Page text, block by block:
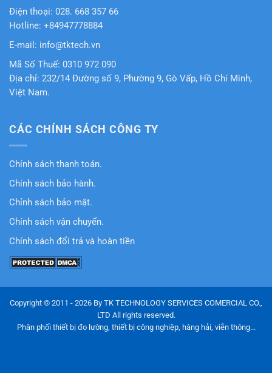
Điện thoại: 028. 668 357 66
Hotline: +84947778884
E-mail: info@tktech.vn
Mã Số Thuế: 0310 972 090
Địa chỉ: 232/14 Đường số 9, Phường 9, Gò Vấp, Hồ Chí Minh,
Việt Nam.
CÁC CHÍNH SÁCH CÔNG TY
Chính sách thanh toán.
Chính sách bảo hành.
Chỉnh sách bảo mật.
Chính sách vận chuyển.
Chính sách đổi trả và hoàn tiền
Copyright © 2011 - 2026 By TK TECHNOLOGY SERVICES COMERCIAL CO.,
LTD All rights reserved.
Phân phối thiết bị đo lường, thiết bị công nghiệp, hàng hải, viễn thông...